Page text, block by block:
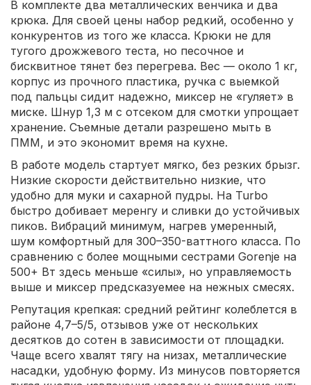
В комплекте два металлических венчика и два
крюка. Для своей цены набор редкий, особенно у
конкурентов из того же класса. Крюки не для
тугого дрожжевого теста, но песочное и
бисквитное тянет без перегрева. Вес — около 1 кг,
корпус из прочного пластика, ручка с выемкой
под пальцы сидит надежно, миксер не «гуляет» в
миске. Шнур 1,3 м с отсеком для смотки упрощает
хранение. Съемные детали разрешено мыть в
ПММ, и это экономит время на кухне.
В работе модель стартует мягко, без резких брызг.
Низкие скорости действительно низкие, что
удобно для муки и сахарной пудры. На Turbo
быстро добивает меренгу и сливки до устойчивых
пиков. Вибраций минимум, нагрев умеренный,
шум комфортный для 300–350-ваттного класса. По
сравнению с более мощными сестрами Gorenje на
500+ Вт здесь меньше «силы», но управляемость
выше и миксер предсказуемее на нежных смесях.
Репутация крепкая: средний рейтинг колеблется в
районе 4,7–5/5, отзывов уже от нескольких
десятков до сотен в зависимости от площадки.
Чаще всего хвалят тягу на низах, металлические
насадки, удобную форму. Из минусов повторяется